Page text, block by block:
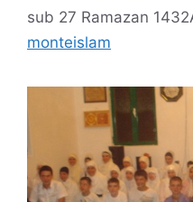
sub 27 Ramazan
monteislam